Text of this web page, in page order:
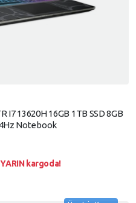
I7 13620H 16GB 1TB SSD 8GB
Notebook
YARIN kargoda!